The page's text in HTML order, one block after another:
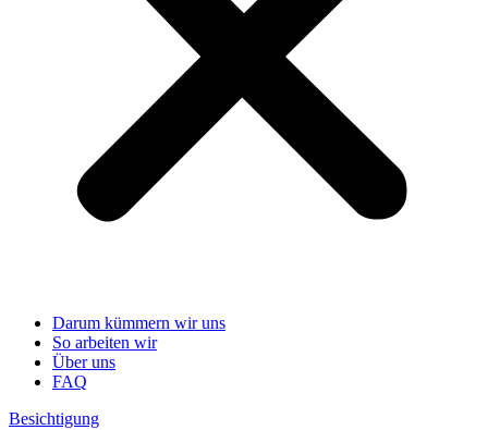
Darum kümmern wir uns
So arbeiten wir
Über uns
FAQ
Besichtigung